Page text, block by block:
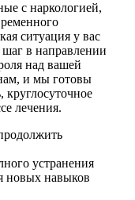
с наркологией,
ситуация у вас
в направлении
над вашей
и мы готовы
лечения.
устранения
новых навыков